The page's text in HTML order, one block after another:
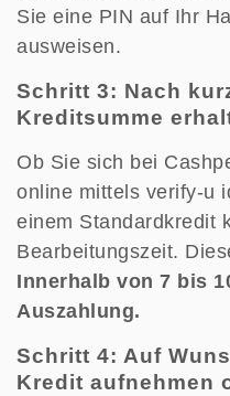
Sie eine PIN auf Ihr
ausweisen.
Schritt 3: Nach
Kreditsumme
Ob Sie sich bei
online mittels verify-u
einem Standardkredit
Bearbeitungszeit.
Innerhalb von 7 bis
Auszahlung.
Schritt 4: Auf
Kredit aufnehmen